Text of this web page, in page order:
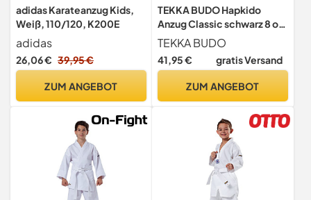
adidas Karateanzug Kids,
Weiß, 110/120, K200E
adidas
26,06 € 39,95 €
ZUM ANGEBOT
TEKKA BUDO Hapkido
Anzug Classic schwarz 8 oz
- Hapkido Gi Set (Jacke,
Hose mit Gummibund,
weißer Gürtel) Einsteiger
180 cm
TEKKA BUDO
41,95 € gratis Versand
ZUM ANGEBOT